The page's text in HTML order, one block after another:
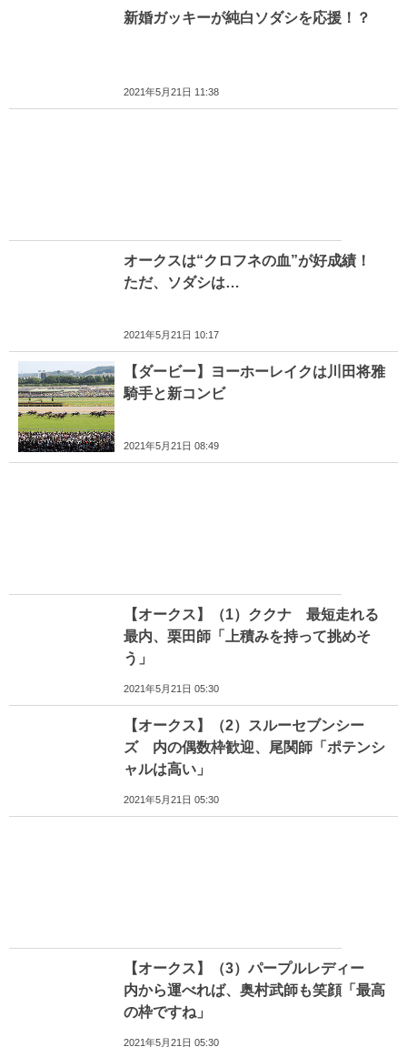
新婚ガッキーが純白ソダシを応援！？
2021年5月21日 11:38
オークスは“クロフネの血”が好成績！
ただ、ソダシは…
2021年5月21日 10:17
【ダービー】ヨーホーレイクは川田将雅
騎手と新コンビ
2021年5月21日 08:49
【オークス】（1）ククナ 最短走れる
最内、栗田師「上積みを持って挑めそ
う」
2021年5月21日 05:30
【オークス】（2）スルーセブンシー
ズ 内の偶数枠歓迎、尾関師「ポテンシ
ャルは高い」
2021年5月21日 05:30
【オークス】（3）パープルレディー
内から運べれば、奥村武師も笑顔「最高
の枠ですね」
2021年5月21日 05:30